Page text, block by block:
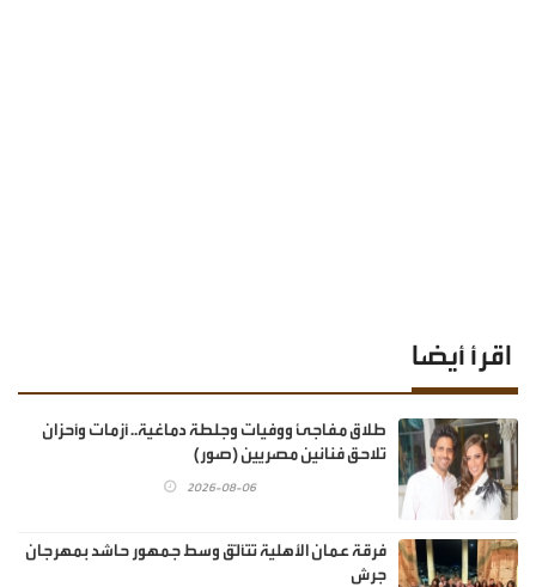
اقرأ أيضا
طلاق مفاجئ ووفيات وجلطة دماغية.. أزمات وأحزان
تلاحق فنانين مصريين (صور)
2026-08-06
فرقة عمان الأهلية تتألّق وسط جمهور حاشد بمهرجان
جرش